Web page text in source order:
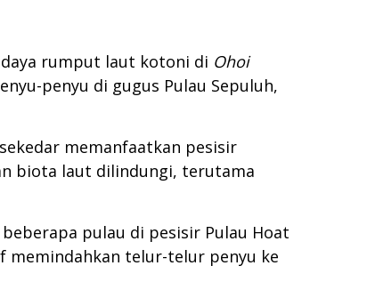
rumput laut kotoni di Ohoi
penyu di gugus Pulau Sepuluh,
memanfaatkan pesisir
biota laut dilindungi, terutama
pulau di pesisir Pulau Hoat
memindahkan telur-telur penyu ke